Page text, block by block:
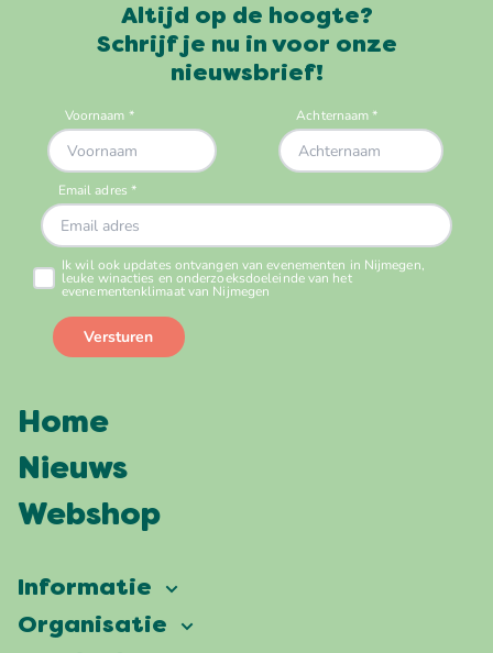
Altijd op de hoogte?
Schrijf je nu in voor onze
nieuwsbrief!
Home
Nieuws
Webshop
Informatie
Vierdaagsefeesten
Organisatie